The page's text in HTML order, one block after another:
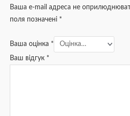
Ваша e-mail адреса не
поля позначені *
Ваша оцінка *
Ваш відгук *